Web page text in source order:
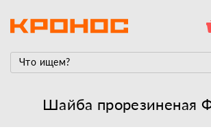
Шайба прорезиненая